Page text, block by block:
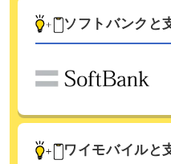
ソフトバンクと
ワイモバイルと